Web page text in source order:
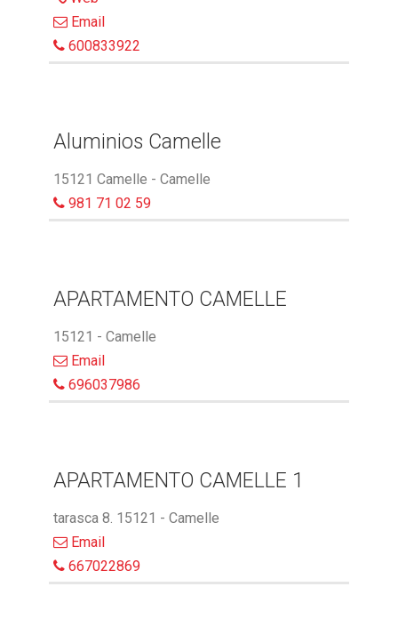
Email
600833922
Aluminios Camelle
15121 Camelle - Camelle
981 71 02 59
APARTAMENTO CAMELLE
15121 - Camelle
Email
696037986
APARTAMENTO CAMELLE 1
tarasca 8. 15121 - Camelle
Email
667022869